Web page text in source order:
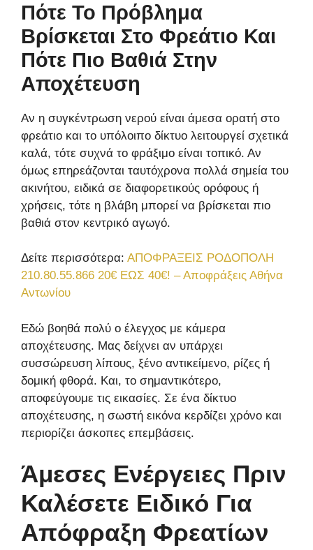
Πότε Το Πρόβλημα
Βρίσκεται Στο Φρεάτιο Και
Πότε Πιο Βαθιά Στην
Αποχέτευση
Αν η συγκέντρωση νερού είναι άμεσα ορατή στο
φρεάτιο και το υπόλοιπο δίκτυο λειτουργεί σχετικά
καλά, τότε συχνά το φράξιμο είναι τοπικό. Αν
όμως επηρεάζονται ταυτόχρονα πολλά σημεία του
ακινήτου, ειδικά σε διαφορετικούς ορόφους ή
χρήσεις, τότε η βλάβη μπορεί να βρίσκεται πιο
βαθιά στον κεντρικό αγωγό.
Δείτε περισσότερα: ΑΠΟΦΡΑΞΕΙΣ ΡΟΔΟΠΟΛΗ
210.80.55.866 20€ ΕΩΣ 40€! – Αποφράξεις Αθήνα
Αντωνίου
Εδώ βοηθά πολύ ο έλεγχος με κάμερα
αποχέτευσης. Μας δείχνει αν υπάρχει
συσσώρευση λίπους, ξένο αντικείμενο, ρίζες ή
δομική φθορά. Και, το σημαντικότερο,
αποφεύγουμε τις εικασίες. Σε ένα δίκτυο
αποχέτευσης, η σωστή εικόνα κερδίζει χρόνο και
περιορίζει άσκοπες επεμβάσεις.
Άμεσες Ενέργειες Πριν
Καλέσετε Ειδικό Για
Απόφραξη Φρεατίων